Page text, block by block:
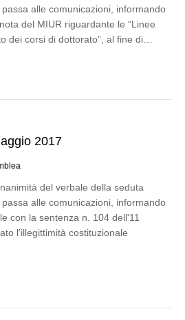
alle comunicazioni, informando
del MIUR riguardante le “Linee
dei corsi di dottorato”, al fine di…
2017
del verbale della seduta
alle comunicazioni, informando
con la sentenza n. 104 dell'11
l’illegittimità costituzionale